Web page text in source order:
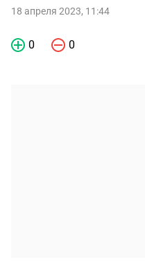
18 апреля 2023, 11:44
0 0